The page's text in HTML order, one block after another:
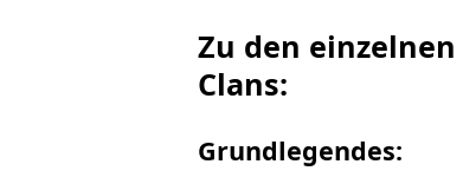
Zu den
Clans:
Grundlegendes: